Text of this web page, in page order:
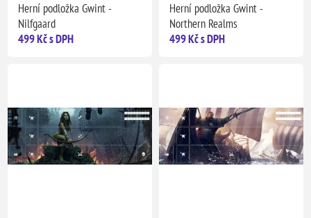
Herní podložka Gwint -
Nilfgaard
499 Kč s DPH
Herní podložka Gwint -
Northern Realms
499 Kč s DPH